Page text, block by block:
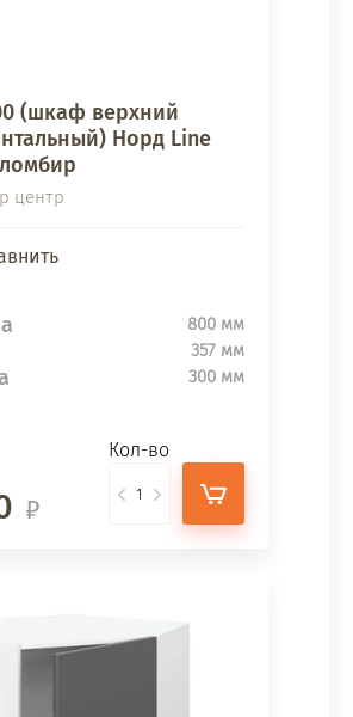
(шкаф верхний
Норд Line
центр
800 мм
357 мм
300 мм
Кол-во